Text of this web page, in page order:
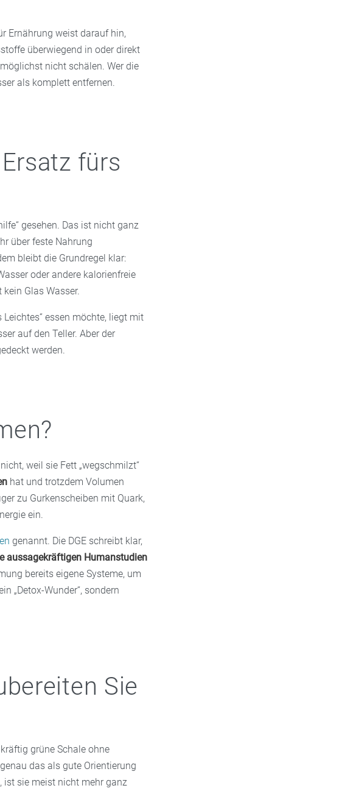
Ernährung weist darauf hin,
überwiegend in oder direkt
nicht schälen. Wer die
als komplett entfernen.
fürs
gesehen. Das ist nicht ganz
über feste Nahrung
bleibt die Grundregel klar:
oder andere kalorienfreie
Glas Wasser.
essen möchte, liegt mit
auf den Teller. Aber der
werden.
weil sie Fett „wegschmilzt“
hat und trotzdem Volumen
zu Gurkenscheiben mit Quark,
ein.
genannt. Die DGE schreibt klar,
aussagekräftigen Humanstudien
bereits eigene Systeme, um
„Detox-Wunder“, sondern
Sie
grüne Schale ohne
das als gute Orientierung
ist sie meist nicht mehr ganz